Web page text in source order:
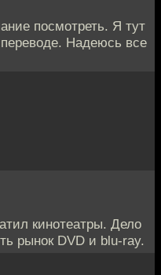
посмотреть. Я тут
Надеюсь все
кинотеатры. Дело
рынок DVD и blu-ray.